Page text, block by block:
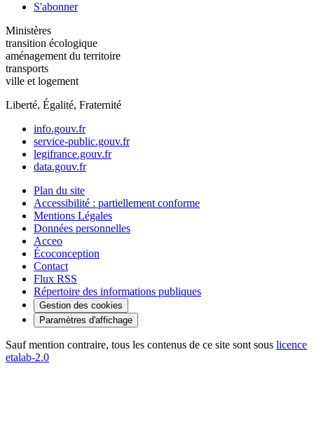
S'abonner
Ministères
transition écologique
aménagement du territoire
transports
ville et logement
Liberté, Égalité, Fraternité
info.gouv.fr
service-public.gouv.fr
legifrance.gouv.fr
data.gouv.fr
Plan du site
Accessibilité : partiellement conforme
Mentions Légales
Données personnelles
Acceo
Écoconception
Contact
Flux RSS
Répertoire des informations publiques
Gestion des cookies
Paramètres d'affichage
Sauf mention contraire, tous les contenus de ce site sont sous licence
etalab-2.0